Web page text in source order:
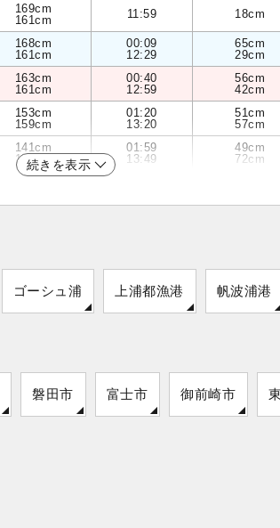
169cm
161cm
11:59 18cm
168cm
161cm
00:09
12:29
65cm
29cm
163cm
161cm
00:40
12:59
56cm
42cm
153cm
159cm
01:20
13:20
51cm
57cm
141cm
156cm
01:59
13:49
49cm
72cm
続きを表示
ゴーシュ浦 上浦都漁港 帆波浦港
磐田市 富士市 御前崎市